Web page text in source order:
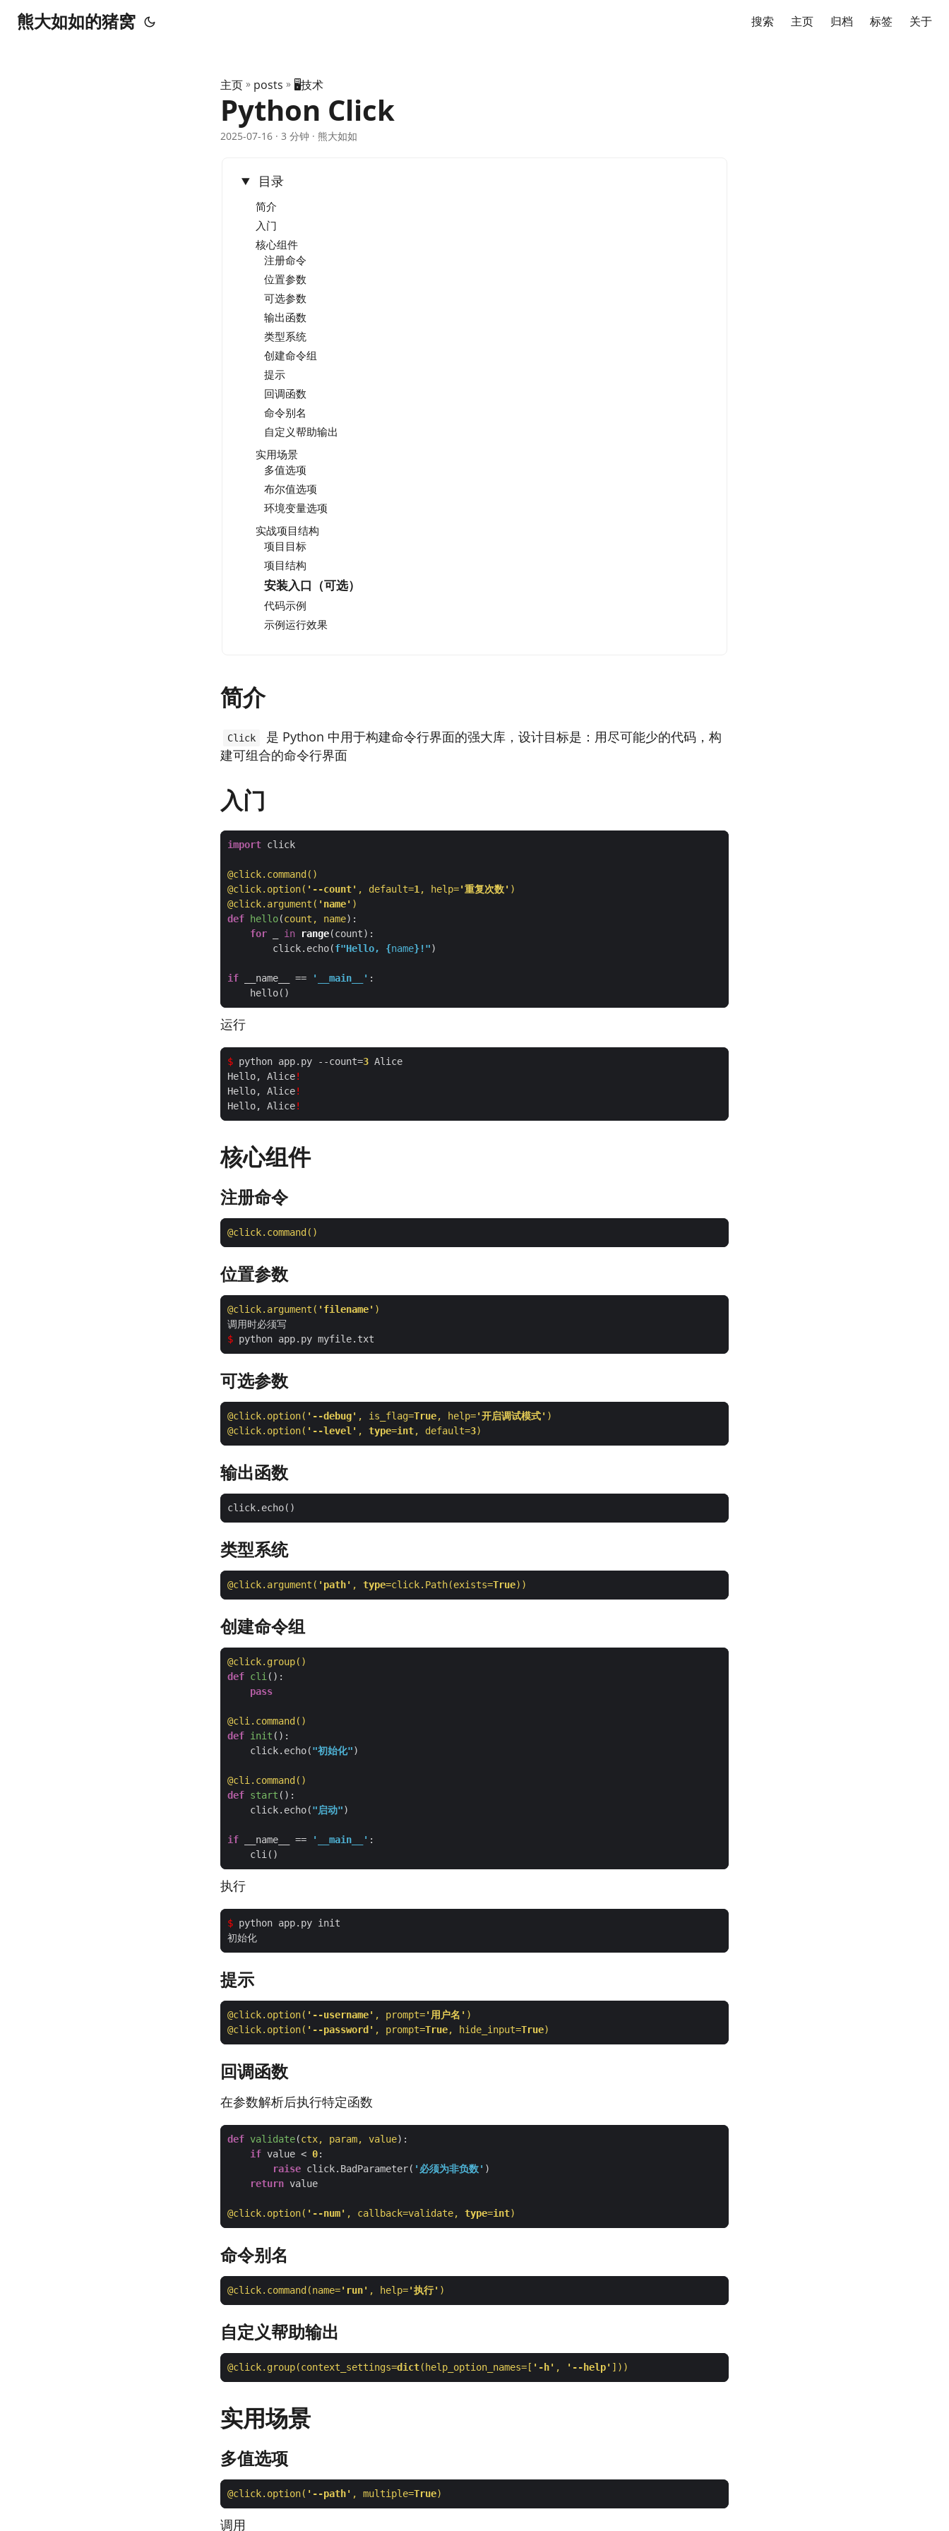
熊大如如的猪窝 搜索 主页 ️归档 标签 关于
主页 » posts » 🖥️技术
Python Click
2025-07-16 · 3 分钟 · 熊大如如
目录
简介
入门
核心组件
注册命令
位置参数
可选参数
输出函数
类型系统
创建命令组
提示
回调函数
命令别名
自定义帮助输出
实用场景
多值选项
布尔值选项
环境变量选项
实战项目结构
项目目标
项目结构
安装入口（可选）
代码示例
示例运行效果
简介
Click
是 Python 中用于构建命令行界面的强大库，设计目标是：用尽可能少的代码，构
建可组合的命令行界面
入门
import
@click.command()
@click.option( '--count' , default=1 , help='重复次数' )
@click.argument( 'name' )
def
hello(count, name):
for
in range
        click.echo(
f"Hello, {name}!"
if __name__ == '__main__'
运行
$ python app.py --count=3
Hello, Alice!
Hello, Alice!
Hello, Alice!
核心组件
注册命令
@click.command()
位置参数
@click.argument( 'filename' )
$
可选参数
@click.option( '--debug' , is_flag=True, help='开启调试模式' )
@click.option( '--level' , type=int, default=3)
输出函数
类型系统
@click.argument( 'path' , type=click.Path(exists=True))
创建命令组
@click.group()
def cli ():
pass
@cli.command()
def init ():
    click.echo(
"初始化"
@cli.command()
def start ():
    click.echo(
"启动"
if __name__ == '__main__'
执行
$
提示
@click.option( '--username' , prompt='用户名' )
@click.option( '--password' , prompt=True, hide_input=True)
回调函数
在参数解析后执行特定函数
def validate(ctx, param, value):
if value < 0
raise click.BadParameter( '必须为非负数'
return
@click.option( '--num' , callback=validate, type=int)
命令别名
@click.command(name='run' , help='执行' )
自定义帮助输出
@click.group(context_settings=dict(help_option_names=[ '-h' , '--help' ]))
实用场景
多值选项
@click.option( '--path' , multiple=True)
调用